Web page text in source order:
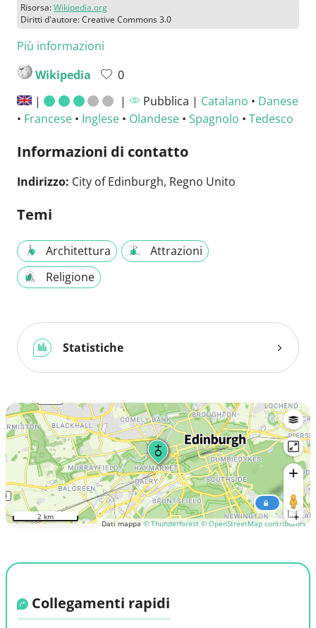
Risorsa:Wikipedia.org
Diritti d'autore: Creative Commons 3.0
Più informazioni
Wikipedia
0
|
| Pubblica | Catalano • Danese
• Francese • Inglese • Olandese • Spagnolo • Tedesco
Informazioni di contatto
Indirizzo: City of Edinburgh, Regno Unito
Temi
Architettura
Attrazioni
Religione
Statistiche
Dati mappa© Thunderforest © OpenStreetMap contributors
2 km
Collegamenti rapidi